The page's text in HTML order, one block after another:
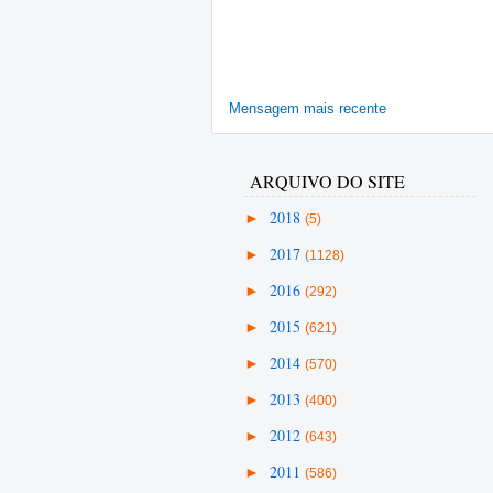
Mensagem mais recente
ARQUIVO DO SITE
► 2018 (5)
► 2017 (1128)
► 2016 (292)
► 2015 (621)
► 2014 (570)
► 2013 (400)
► 2012 (643)
► 2011 (586)